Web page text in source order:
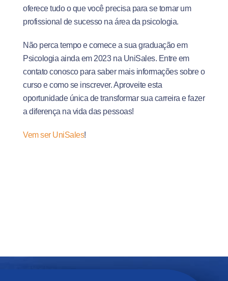
oferece tudo o que você precisa para se tornar um
profissional de sucesso na área da psicologia.
Não perca tempo e comece a sua graduação em
Psicologia ainda em 2023 na UniSales. Entre em
contato conosco para saber mais informações sobre o
curso e como se inscrever. Aproveite esta
oportunidade única de transformar sua carreira e fazer
a diferença na vida das pessoas!
Vem ser UniSales!